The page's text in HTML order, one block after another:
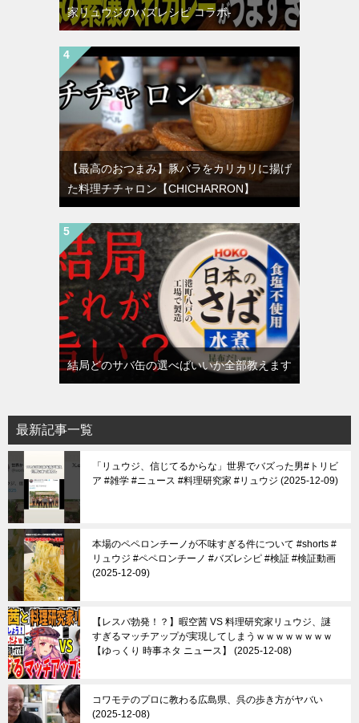
家リュウジのバズレシピ コラボ-
【最高のおつまみ】豚バラをカリカリに揚げ
た料理チチャロン【CHICHARRON】
結局どのサバ缶の選べばいいか全部教えます
最新記事一覧
「リュウジ、信じてるからな」世界でバズった男#トリビ
ア #雑学 #ニュース #料理研究家 #リュウジ 2025-12-09
本場のペペロンチーノが不味すぎる件について #shorts #
リュウジ #ペペロンチーノ #バズレシピ #検証 #検証動画
2025-12-09
【レスバ勃発！？】暇空茜 VS 料理研究家リュウジ、謎
すぎるマッチアップが実現してしまうｗｗｗｗｗｗｗｗ
【ゆっくり 時事ネタ ニュース】
2025-12-08
コワモテのプロに教わる広島県、呉の歩き方がヤバい
2025-12-08